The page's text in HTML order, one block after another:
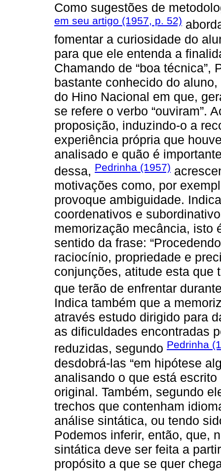
Como sugestões de
em seu artigo (1957, p. 52)
fomentar a curiosidade do
para que ele entenda a
Chamando de “boa técnica”,
bastante conhecido do
do Hino Nacional em que,
se refere o verbo “ouviram”.
proposição, induzindo-o a
experiência própria que
analisado e quão é
dessa, Pedrinha (1957)
motivações como, por
provoque ambiguidade.
coordenativos e
memorização mecância, isto
sentido da frase:
raciocínio, propriedade e
conjunções, atitude esta que
que terão de enfrentar
Indica também que a
através estudo dirigido para
as dificuldades encontradas
reduzidas, segundo Pedrinha
desdobrá-las “em hipótese
analisando o que está
original. Também, segundo
trechos que contenham
análise sintática, ou tendo
Podemos inferir, então, que,
sintática deve ser feita a
propósito a que se quer